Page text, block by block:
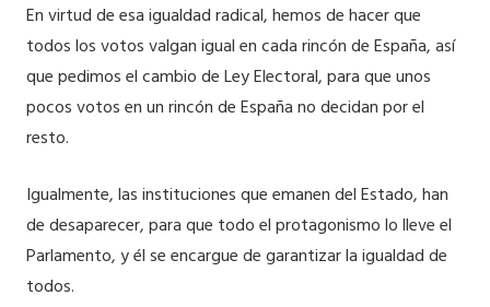
En virtud de esa igualdad radical, hemos de hacer que
todos los votos valgan igual en cada rincón de España, así
que pedimos el cambio de Ley Electoral, para que unos
pocos votos en un rincón de España no decidan por el
resto.
Igualmente, las instituciones que emanen del Estado, han
de desaparecer, para que todo el protagonismo lo lleve el
Parlamento, y él se encargue de garantizar la igualdad de
todos.